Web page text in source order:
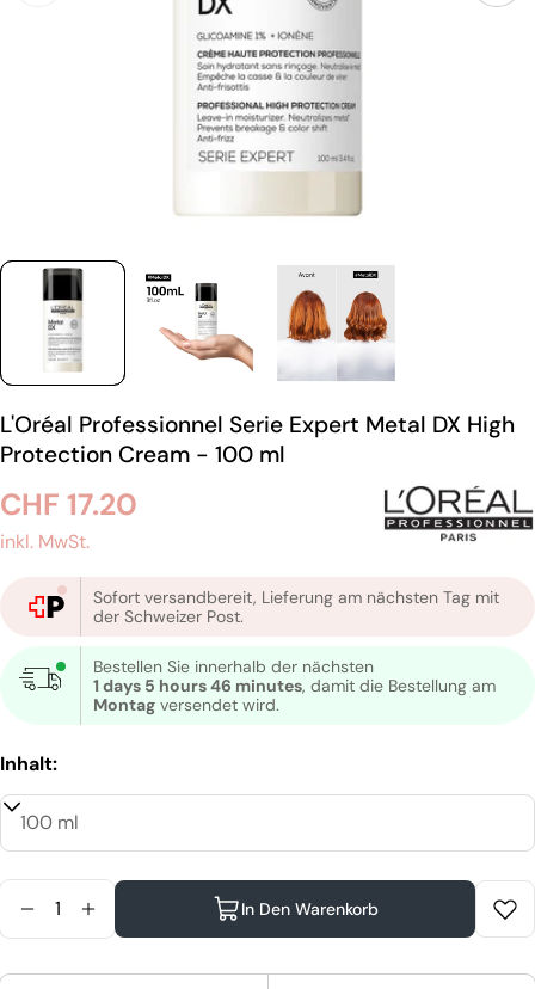
L'Oréal Professionnel Serie Expert Metal DX High
Protection Cream - 100 ml
Regulärer
Preis
CHF 17.20
inkl. MwSt.
Sofort versandbereit, Lieferung am nächsten Tag mit
der Schweizer Post.
Bestellen Sie innerhalb der nächsten
1 days 5 hours 46 minutes, damit die Bestellung am
Montag versendet wird.
Inhalt:
Menge Für L&#39;Oréal Professionnel Serie
Menge Für L&#39;Oréal Professionnel
In Den Warenkorb